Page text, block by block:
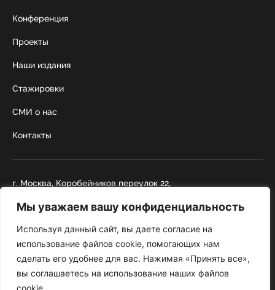
Мы уважаем вашу конфиденциальность
Используя данный сайт, вы даете согласие на
использование файлов cookie, помогающих нам
сделать его удобнее для вас. Нажимая «Принять все»,
вы соглашаетесь на использование наших файлов
cookie.
Конференция
Проекты
Наши издания
Стажировки
СМИ о нас
Контакты
г. Москва, Коробейников переулок 22,
+7 495 252 67 88
© 2022 НИИРК
При перепечатке текстовой информации и фотографий ссылка на